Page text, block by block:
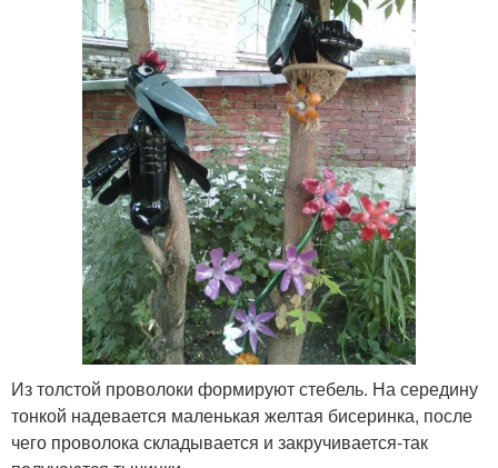
Из толстой проволоки формируют стебель. На середину
тонкой надевается маленькая желтая бисеринка, после
чего проволока складывается и закручивается-так